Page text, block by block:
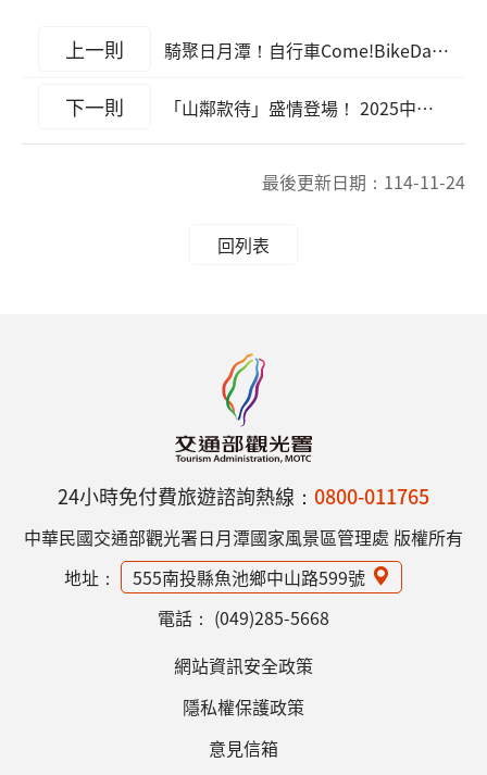
上一則 騎聚日月潭！自行車Come!BikeDay嘉年華嗨翻千人
下一則 「山鄰款待」盛情登場！ 2025中區觀光圈市集日-日月潭、參山、阿里山×金門共譜旅遊新篇章
最後更新日期： 114-11-24
回列表
24小時免付費旅遊諮詢熱線： 0800-011765
中華民國交通部觀光署日月潭國家風景區管理處 版權所有
地址：
555南投縣魚池鄉中山路599號
電話： (049)285-5668
網站資訊安全政策
隱私權保護政策
意見信箱